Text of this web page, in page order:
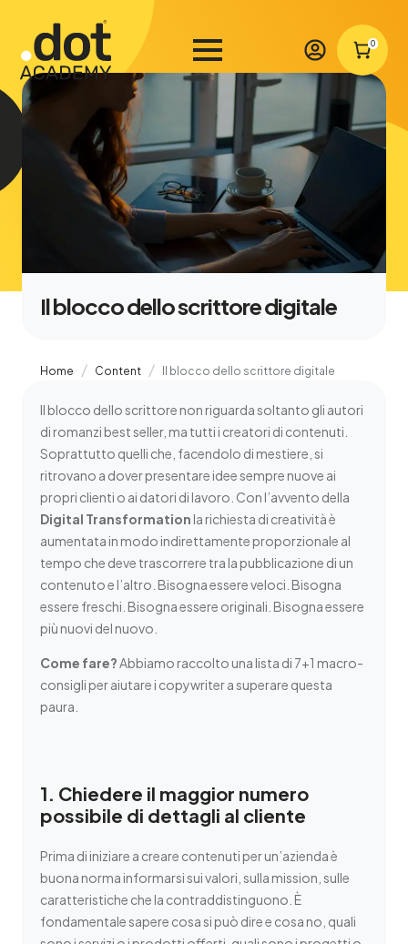
0
Il blocco dello scrittore digitale
Home Content Il blocco dello scrittore digitale
Il blocco dello scrittore non riguarda soltanto gli autori
di romanzi best seller, ma tutti i creatori di contenuti.
Soprattutto quelli che, facendolo di mestiere, si
ritrovano a dover presentare idee sempre nuove ai
propri clienti o ai datori di lavoro. Con l’avvento della
Digital Transformation la richiesta di creatività è
aumentata in modo indirettamente proporzionale al
tempo che deve trascorrere tra la pubblicazione di un
contenuto e l’altro. Bisogna essere veloci. Bisogna
essere freschi. Bisogna essere originali. Bisogna essere
più nuovi del nuovo.
Come fare?Abbiamo raccolto una lista di 7+1 macro-
consigli per aiutare i copywriter a superare questa
paura.
1. Chiedere il maggior numero
possibile di dettagli al cliente
Prima di iniziare a creare contenuti per un’azienda è
buona norma informarsi sui valori, sulla mission, sulle
caratteristiche che la contraddistinguono. È
fondamentale sapere cosa si può dire e cosa no, quali